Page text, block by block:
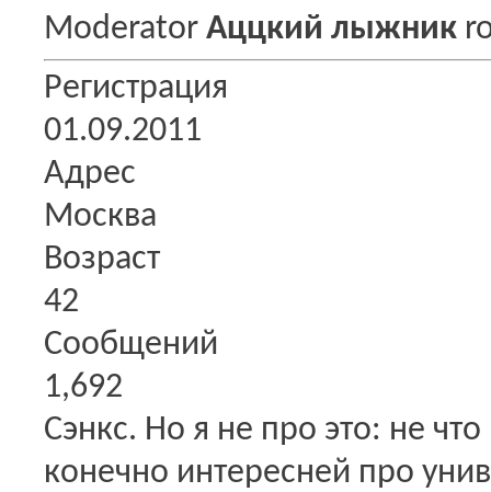
Moderator Аццкий лыжник
Регистрация
01.09.2011
Адрес
Москва
Возраст
42
Сообщений
1,692
Сэнкс. Но я не про это: не
конечно интересней про